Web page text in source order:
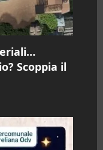
Scoppia il